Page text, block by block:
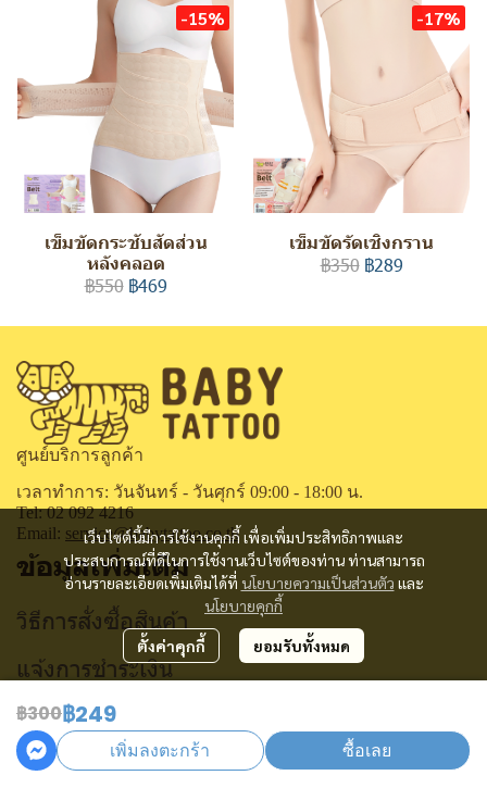
-15%
เข็มขัดกระชับสัดส่วน
หลังคลอด
฿550 ฿469
-17%
เข็มขัดรัดเชิงกราน
฿350 ฿289
฿300฿249
เพิ่มลงตะกร้า ซื้อเลย
เว็บไซต์นี้มีการใช้งานคุกกี้ เพื่อเพิ่มประสิทธิภาพและ
ประสบการณ์ที่ดีในการใช้งานเว็บไซต์ของท่าน ท่านสามารถ
อ่านรายละเอียดเพิ่มเติมได้ที่ นโยบายความเป็นส่วนตัว และ
นโยบายคุกกี้
ตั้งค่าคุกกี้ ยอมรับทั้งหมด
ศูนย์บริการลูกค้า
เวลาทำการ: วันจันทร์ - วันศุกร์ 09:00 - 18:00 น.
Tel: 02 092 4216
Email: service@babytattoo.co.th
ข้อมูลเพิ่มเติม
วิธีการสั่งซื้อสินค้า
แจ้งการชำระเงิน
ติดตามสถานะการสั่งซื้อ
คำถามที่พบบ่อย